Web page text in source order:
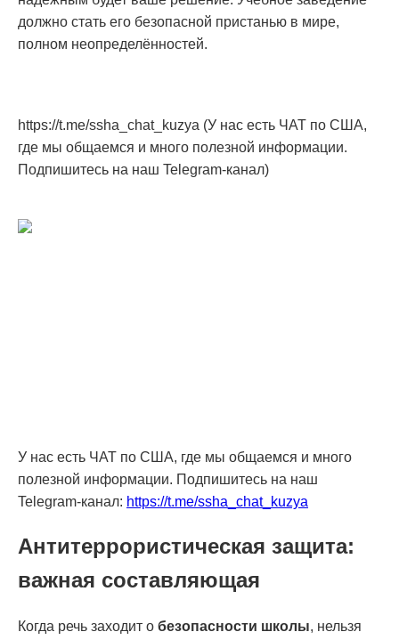
должно стать его безопасной пристанью в мире,
полном неопределённостей.
https://t.me/ssha_chat_kuzya (У нас есть ЧАТ по США,
где мы общаемся и много полезной информации.
Подпишитесь на наш Telegram-канал)
У нас есть ЧАТ по США, где мы общаемся и много
полезной информации. Подпишитесь на наш
Telegram-канал: https://t.me/ssha_chat_kuzya
Антитеррористическая защита:
важная составляющая
Когда речь заходит о безопасности школы, нельзя